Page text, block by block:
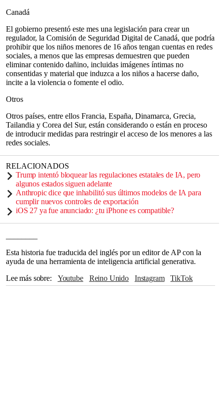
Canadá
El gobierno presentó este mes una legislación para crear un
regulador, la Comisión de Seguridad Digital de Canadá, que podría
prohibir que los niños menores de 16 años tengan cuentas en redes
sociales, a menos que las empresas demuestren que pueden
eliminar contenido dañino, incluidas imágenes íntimas no
consentidas y material que induzca a los niños a hacerse daño,
incite a la violencia o fomente el odio.
Otros
Otros países, entre ellos Francia, España, Dinamarca, Grecia,
Tailandia y Corea del Sur, están considerando o están en proceso
de introducir medidas para restringir el acceso de los menores a las
redes sociales.
RELACIONADOS
Trump intentó bloquear las regulaciones estatales de IA, pero
algunos estados siguen adelante
Anthropic dice que inhabilitó sus últimos modelos de IA para
cumplir nuevos controles de exportación
iOS 27 ya fue anunciado: ¿tu iPhone es compatible?
Esta historia fue traducida del inglés por un editor de AP con la
ayuda de una herramienta de inteligencia artificial generativa.
Lee más sobre
Youtube Reino Unido Instagram
TikTok